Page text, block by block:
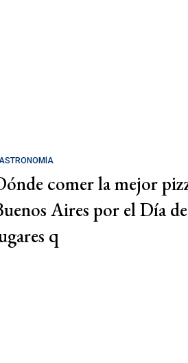
comer la mejor
Aires por el Día
q